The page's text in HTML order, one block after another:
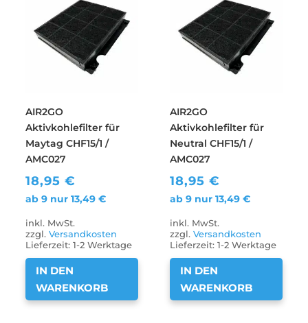
AIR2GO
Aktivkohlefilter für
Maytag CHF15/1 /
AMC027
18,95€
ab 9 nur13,49€
inkl. MwSt.
zzgl.Versandkosten
Lieferzeit:1-2 Werktage
IN DEN
WARENKORB
AIR2GO
Aktivkohlefilter für
Neutral CHF15/1 /
AMC027
18,95€
ab 9 nur13,49€
inkl. MwSt.
zzgl.Versandkosten
Lieferzeit:1-2 Werktage
IN DEN
WARENKORB